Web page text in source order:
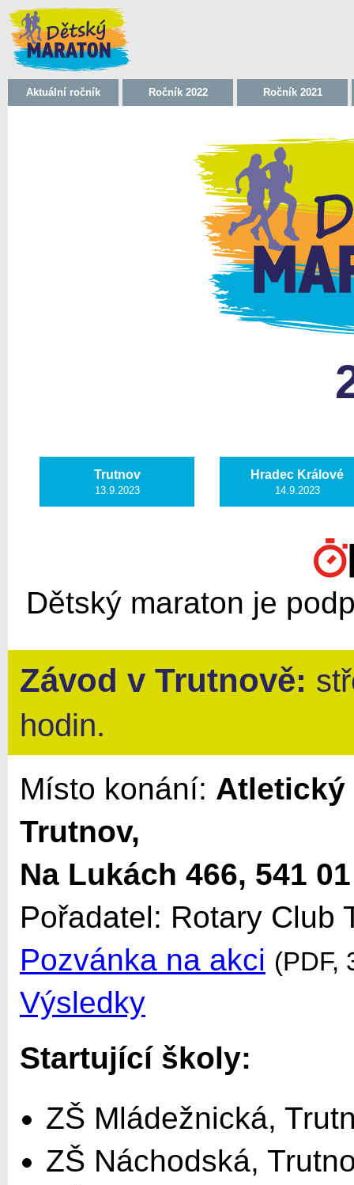
Aktuální ročník Ročník 2022 Ročník 2021
Trutnov
13.9.2023
Hradec Králové
14.9.2023
Dětský maraton je
Závod v Trutnově:
hodin.
Místo konání: Atletický
Trutnov,
Na Lukách 466, 541
Pořadatel: Rotary Club
Pozvánka na akci (PDF,
Výsledky
Startující školy:
ZŠ Mládežnická,
ZŠ Náchodská,